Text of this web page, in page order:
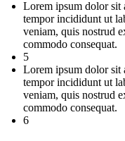
Lorem ipsum dolor sit
tempor incididunt ut
veniam, quis nostrud
commodo consequat.
5
Lorem ipsum dolor sit
tempor incididunt ut
veniam, quis nostrud
commodo consequat.
6